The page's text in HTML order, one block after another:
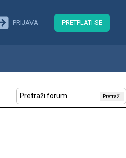
PRIJAVA PRETPLATI SE
Pretraži